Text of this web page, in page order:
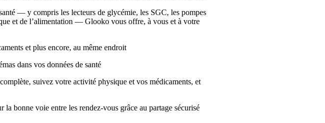
— y compris les lecteurs de glycémie, les SGC, les pompes
et de l’alimentation — Glooko vous offre, à vous et à votre
et plus encore, au même endroit
dans vos données de santé
suivez votre activité physique et vos médicaments, et
bonne voie entre les rendez-vous grâce au partage sécurisé